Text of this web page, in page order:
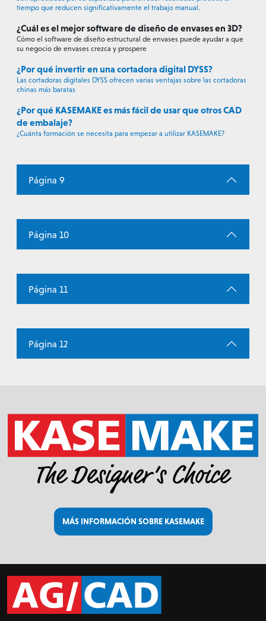
tiempo que reducen significativamente el trabajo manual.
¿Cuál es el mejor software de diseño de envases en 3D?
Cómo el software de diseño estructural de envases puede ayudar a que
su negocio de envases crezca y prospere
¿Por qué invertir en una cortadora digital DYSS?
Las cortadoras digitales DYSS ofrecen varias ventajas sobre las cortadoras
chinas más baratas
¿Por qué KASEMAKE es más fácil de usar que otros CAD
de embalaje?
¿Cuánta formación se necesita para empezar a utilizar KASEMAKE?
Página 9
Página 10
Página 11
Página 12
MÁS INFORMACIÓN SOBRE KASEMAKE